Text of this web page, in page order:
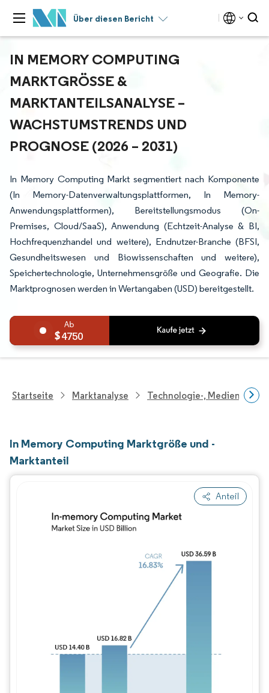
Über diesen Bericht
IN MEMORY COMPUTING
MARKTGRÖSSE & M
ARKTANTEILSANALYSE – W
ACHSTUMSTRENDS UND P
ROGNOSE (2026 – 2031)
In Memory Computing Markt segmentiert nach Komponente
(In Memory-Datenverwaltungsplattformen, In Memory-
Anwendungsplattformen), Bereitstellungsmodus (On-
Premises, Cloud/SaaS), Anwendung (Echtzeit-Analyse & BI,
Hochfrequenzhandel und weitere), Endnutzer-Branche (BFSI,
Gesundheitswesen und Biowissenschaften und weitere),
Speichertechnologie, Unternehmensgröße und Geografie. Die
Marktprognosen werden in Wertangaben (USD) bereitgestellt.
4750
Startseite Marktanalyse Technologie-, Medien- Und
In Memory Computing Marktgröße und -
Marktanteil
Anteil
Bild © Mordor Intelligence.